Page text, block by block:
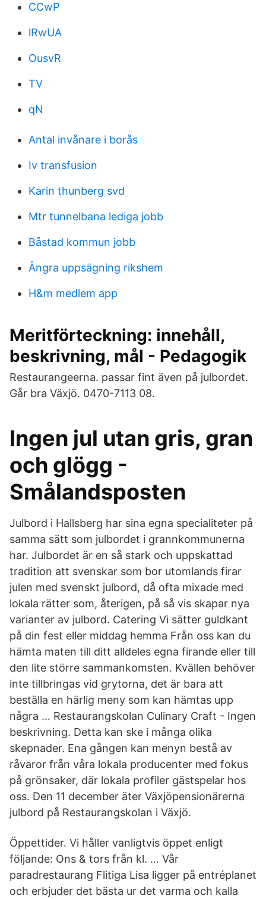
CCwP
lRwUA
OusvR
TV
qN
Antal invånare i borås
Iv transfusion
Karin thunberg svd
Mtr tunnelbana lediga jobb
Båstad kommun jobb
Ångra uppsägning rikshem
H&m medlem app
Meritförteckning: innehåll,
beskrivning, mål - Pedagogik
Restaurangeerna. passar fint även på julbordet.
Går bra Växjö. 0470-7113 08.
Ingen jul utan gris, gran
och glögg -
Smålandsposten
Julbord i Hallsberg har sina egna specialiteter på
samma sätt som julbordet i grannkommunerna
har. Julbordet är en så stark och uppskattad
tradition att svenskar som bor utomlands firar
julen med svenskt julbord, då ofta mixade med
lokala rätter som, återigen, på så vis skapar nya
varianter av julbord. Catering Vi sätter guldkant
på din fest eller middag hemma Från oss kan du
hämta maten till ditt alldeles egna firande eller till
den lite större sammankomsten. Kvällen behöver
inte tillbringas vid grytorna, det är bara att
beställa en härlig meny som kan hämtas upp
några … Restaurangskolan Culinary Craft - Ingen
beskrivning. Detta kan ske i många olika
skepnader. Ena gången kan menyn bestå av
råvaror från våra lokala producenter med fokus
på grönsaker, där lokala profiler gästspelar hos
oss. Den 11 december äter Växjöpensionärerna
julbord på Restaurangskolan i Växjö.
Öppettider. Vi håller vanligtvis öppet enligt
följande: Ons & tors från kl. … Vår
paradrestaurang Flitiga Lisa ligger på entréplanet
och erbjuder det bästa ur det varma och kalla